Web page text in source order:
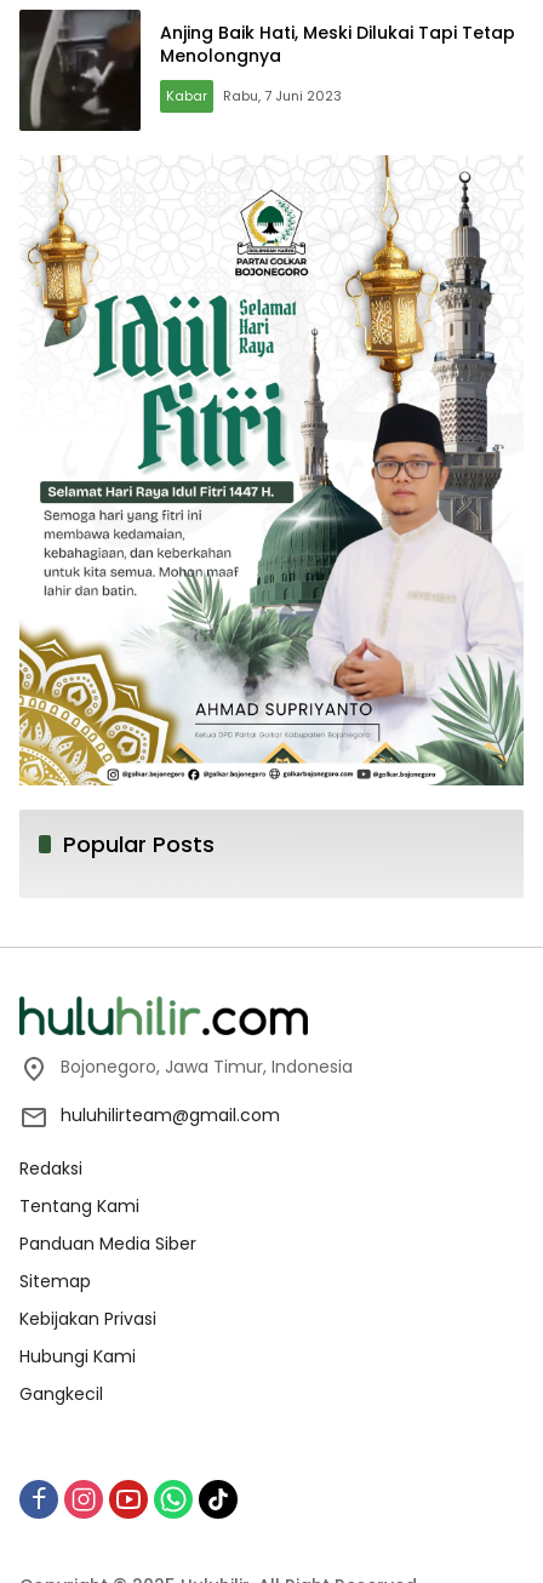
Anjing Baik Hati, Meski Dilukai Tapi Tetap
Menolongnya
Kabar Rabu, 7 Juni 2023
Popular Posts
Bojonegoro, Jawa Timur, Indonesia
huluhilirteam@gmail.com
Redaksi
Tentang Kami
Panduan Media Siber
Sitemap
Kebijakan Privasi
Hubungi Kami
Gangkecil